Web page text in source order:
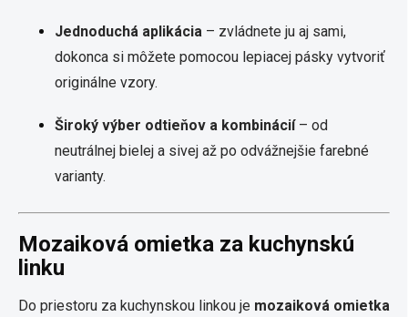
Jednoduchá aplikácia – zvládnete ju aj sami,
dokonca si môžete pomocou lepiacej pásky vytvoriť
originálne vzory.
Široký výber odtieňov a kombinácií– od
neutrálnej bielej a sivej až po odvážnejšie farebné
varianty.
Mozaiková omietka za kuchynskú
linku
Do priestoru za kuchynskou linkou je mozaiková omietka